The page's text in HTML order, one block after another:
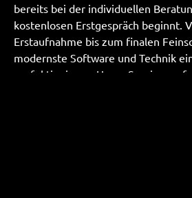
bereits bei der individuellen
kostenlosen Erstgespräch beginnt.
Erstaufnahme bis zum finalen
modernste Software und Technik
perfektionieren. Unser Service